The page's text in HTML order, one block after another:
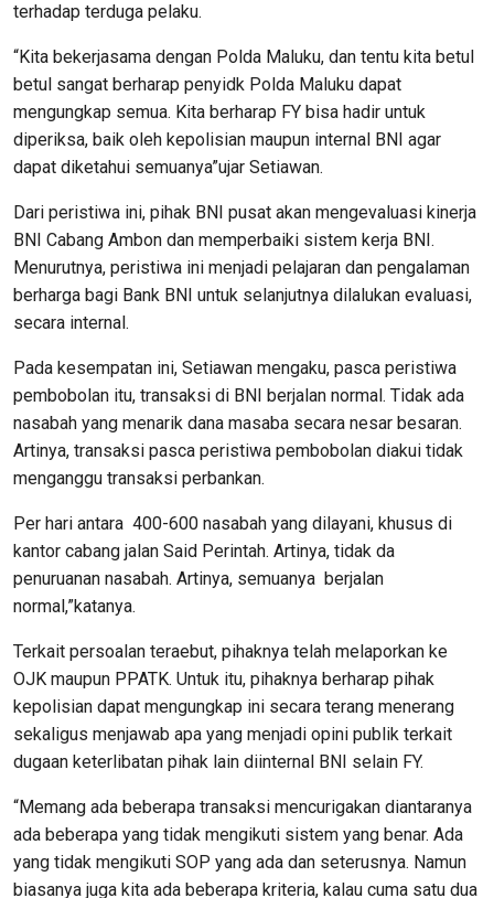
terhadap terduga pelaku.
“Kita bekerjasama dengan Polda Maluku, dan tentu kita betul
betul sangat berharap penyidk Polda Maluku dapat
mengungkap semua. Kita berharap FY bisa hadir untuk
diperiksa, baik oleh kepolisian maupun internal BNI agar
dapat diketahui semuanya”ujar Setiawan.
Dari peristiwa ini, pihak BNI pusat akan mengevaluasi kinerja
BNI Cabang Ambon dan memperbaiki sistem kerja BNI.
Menurutnya, peristiwa ini menjadi pelajaran dan pengalaman
berharga bagi Bank BNI untuk selanjutnya dilalukan evaluasi,
secara internal.
Pada kesempatan ini, Setiawan mengaku, pasca peristiwa
pembobolan itu, transaksi di BNI berjalan normal. Tidak ada
nasabah yang menarik dana masaba secara nesar besaran.
Artinya, transaksi pasca peristiwa pembobolan diakui tidak
menganggu transaksi perbankan.
Per hari antara 400-600 nasabah yang dilayani, khusus di
kantor cabang jalan Said Perintah. Artinya, tidak da
penuruanan nasabah. Artinya, semuanya berjalan
normal,”katanya.
Terkait persoalan teraebut, pihaknya telah melaporkan ke
OJK maupun PPATK. Untuk itu, pihaknya berharap pihak
kepolisian dapat mengungkap ini secara terang menerang
sekaligus menjawab apa yang menjadi opini publik terkait
dugaan keterlibatan pihak lain diinternal BNI selain FY.
“Memang ada beberapa transaksi mencurigakan diantaranya
ada beberapa yang tidak mengikuti sistem yang benar. Ada
yang tidak mengikuti SOP yang ada dan seterusnya. Namun
biasanya juga kita ada beberapa kriteria, kalau cuma satu dua